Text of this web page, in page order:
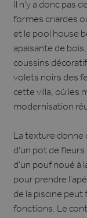
Il n'y a donc pas
formes criardes
et le pool house
apaisante de
coussins
volets noirs des
cette villa, où les
modernisation
La texture donne
d'un pot de fleurs
d'un pouf noué à
pour prendre
de la piscine
fonctions. Le